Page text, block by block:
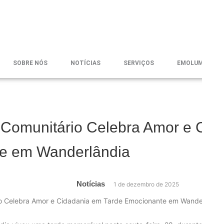
SOBRE NÓS NOTÍCIAS SERVIÇOS
Celebra Amor e
em Wanderlândia
Notícias 1 de dezembro de 2025
Celebra Amor e Cidadania em Tarde Emocionante em